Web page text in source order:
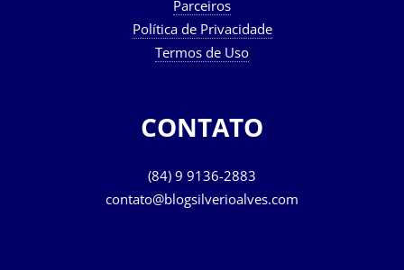
Parceiros
Política de Privacidade
Termos de Uso
CONTATO
(84) 9 9136-2883
contato@blogsilverioalves.com